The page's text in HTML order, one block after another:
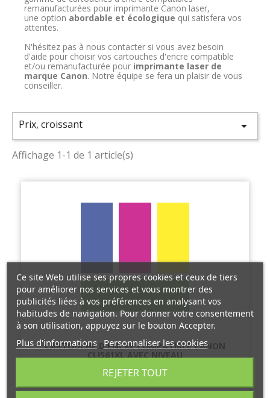
remanufacturées pour imprimante Canon laser,
une option abordable et écologique qui satisfera vos
attentes.
N'hésitez pas à nous contacter si vous avez besoin
d'aide pour choisir vos cartouches d'encre compatible
et/ou remanufacturée pour imprimante laser de
marque Canon. Notre équipe se fera un plaisir de vous
conseiller.
Prix, croissant 
Affichage 1-1 de 1 article(s)
CARTOUCHE D'ENCRE COMPATIBLE CANON
CLI561XL AVEC NIVEAU
23,95 € TTC
Ce site Web utilise ses propres cookies et ceux de tiers
pour améliorer nos services et vous montrer des
publicités liées à vos préférences en analysant vos
habitudes de navigation. Pour donner votre consentement
à son utilisation, appuyez sur le bouton Accepter.
Plus d'informations Personnaliser les cookies
REJETER TOUT